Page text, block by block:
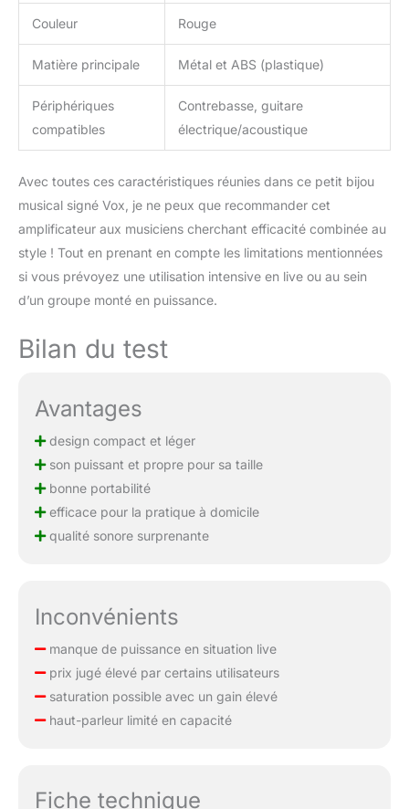
Couleur Rouge
Matière principale Métal et ABS (plastique)
Périphériques
compatibles
Contrebasse, guitare
électrique/acoustique
Avec toutes ces caractéristiques réunies dans ce petit bijou
musical signé Vox, je ne peux que recommander cet
amplificateur aux musiciens cherchant efficacité combinée au
style ! Tout en prenant en compte les limitations mentionnées
si vous prévoyez une utilisation intensive en live ou au sein
d’un groupe monté en puissance.
Bilan du test
Avantages
design compact et léger
son puissant et propre pour sa taille
bonne portabilité
efficace pour la pratique à domicile
qualité sonore surprenante
Inconvénients
manque de puissance en situation live
prix jugé élevé par certains utilisateurs
saturation possible avec un gain élevé
haut-parleur limité en capacité
Fiche technique